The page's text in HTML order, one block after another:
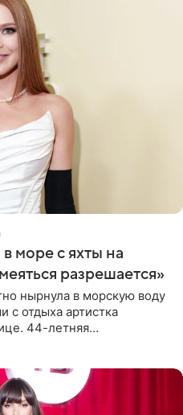
море с яхты на
разрешается»
нырнула в морскую воду
с отдыха артистка
44-летняя